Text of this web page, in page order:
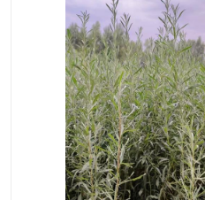
沙枣树
沙棘苗
砂生槐